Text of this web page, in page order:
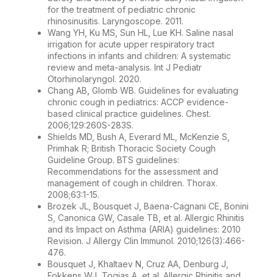
for the treatment of pediatric chronic
rhinosinusitis. Laryngoscope. 2011.
Wang YH, Ku MS, Sun HL, Lue KH. Saline nasal
irrigation for acute upper respiratory tract
infections in infants and children: A systematic
review and meta-analysis. Int J Pediatr
Otorhinolaryngol. 2020.
Chang AB, Glomb WB. Guidelines for evaluating
chronic cough in pediatrics: ACCP evidence-
based clinical practice guidelines. Chest.
2006;129:260S-283S.
Shields MD, Bush A, Everard ML, McKenzie S,
Primhak R; British Thoracic Society Cough
Guideline Group. BTS guidelines:
Recommendations for the assessment and
management of cough in children. Thorax.
2008;63:1-15.
Brozek JL, Bousquet J, Baena-Cagnani CE, Bonini
S, Canonica GW, Casale TB, et al. Allergic Rhinitis
and its Impact on Asthma (ARIA) guidelines: 2010
Revision. J Allergy Clin Immunol. 2010;126(3):466-
476.
Bousquet J, Khaltaev N, Cruz AA, Denburg J,